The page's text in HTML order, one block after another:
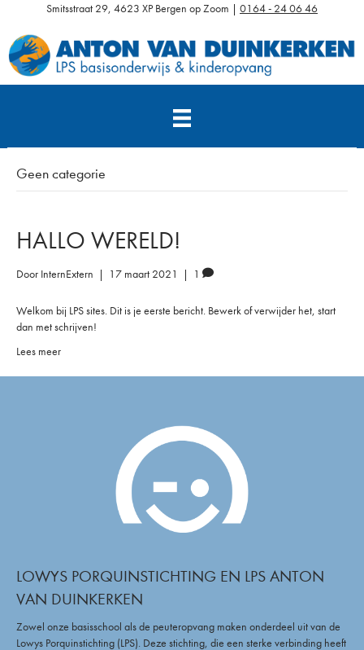
Smitsstraat 29, 4623 XP Bergen op Zoom | 0164 - 24 06 46
Geen categorie
HALLO WERELD!
Door InternExtern | 17 maart 2021 | 1
Welkom bij LPS sites. Dit is je eerste bericht. Bewerk of verwijder het, start
dan met schrijven!
Lees meer
LOWYS PORQUINSTICHTING EN LPS ANTON
VAN DUINKERKEN
Zowel onze basisschool als de peuteropvang maken onderdeel uit van de
Lowys Porquinstichting (LPS). Deze stichting, die een sterke verbinding heeft